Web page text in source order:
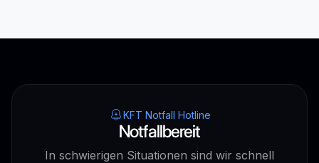
KFT Notfall Hotline
Notfallbereit
In schwierigen Situationen sind wir schnell